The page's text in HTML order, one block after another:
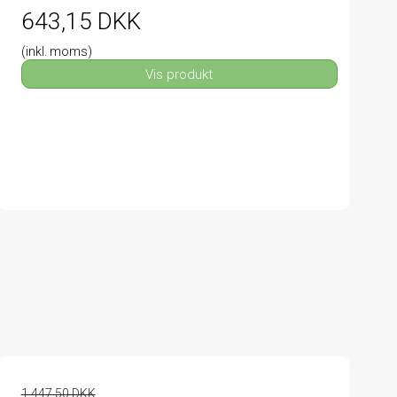
643,15 DKK
(inkl. moms)
Vis produkt
1.447,50 DKK